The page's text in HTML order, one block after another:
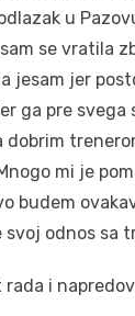
u
se vratila
jesam jer
ga pre svega
dobrim
mi je
budem
odnos sa
rada i